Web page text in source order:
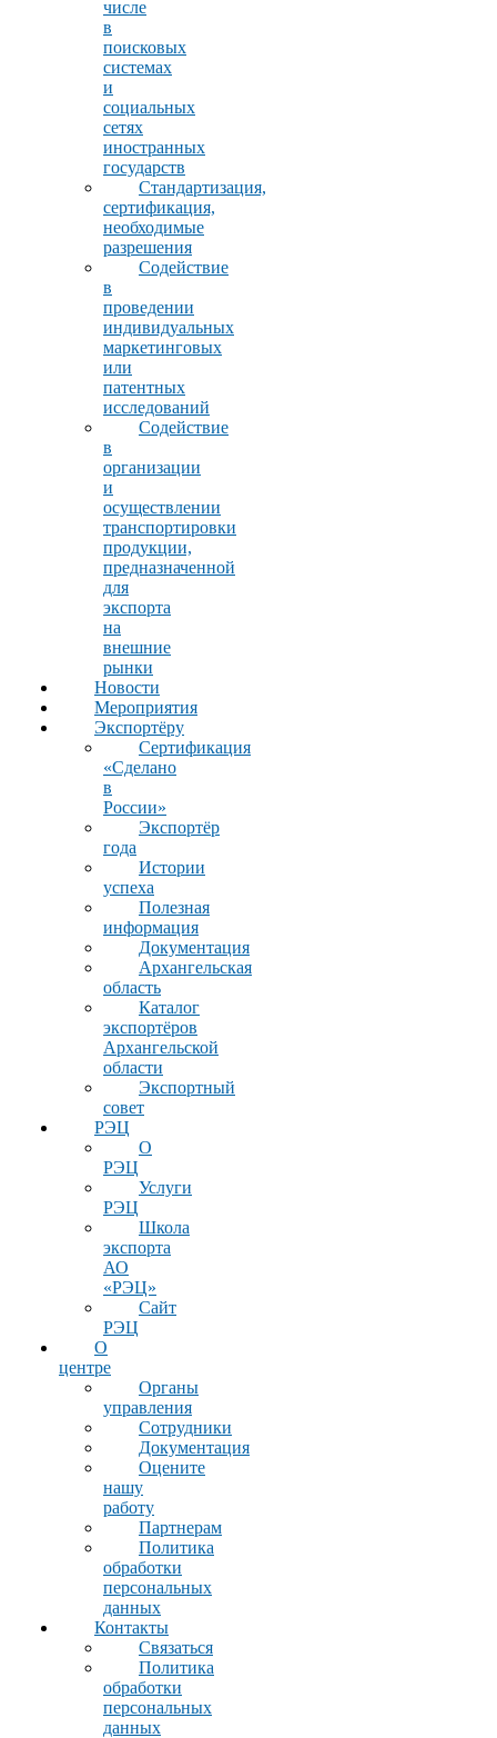
числе
в
поисковых
системах
и
социальных
сетях
иностранных
государств
Стандартизация,
сертификация,
необходимые
разрешения
Содействие
в
проведении
индивидуальных
маркетинговых
или
патентных
исследований
Содействие
в
организации
и
осуществлении
транспортировки
продукции,
предназначенной
для
экспорта
на
внешние
рынки
Новости
Мероприятия
Экспортёру
Сертификация
«Сделано
в
России»
Экспортёр
года
Истории
успеха
Полезная
информация
Документация
Архангельская
область
Каталог
экспортёров
Архангельской
области
Экспортный
совет
РЭЦ
О
РЭЦ
Услуги
РЭЦ
Школа
экспорта
АО
«РЭЦ»
Сайт
РЭЦ
О
центре
Органы
управления
Сотрудники
Документация
Оцените
нашу
работу
Партнерам
Политика
обработки
персональных
данных
Контакты
Связаться
Политика
обработки
персональных
данных